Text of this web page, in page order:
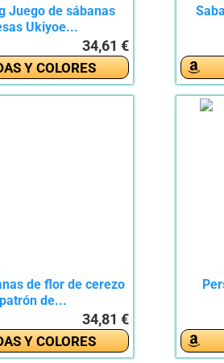
Juego de sábanas
Ukiyoe...
34,61 €
Y COLORES
de flor de cerezo
de...
34,81 €
Y COLORES